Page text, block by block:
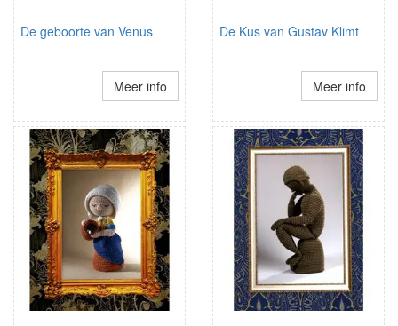
De geboorte van Venus
Meer info
De Kus van Gustav Klimt
Meer info